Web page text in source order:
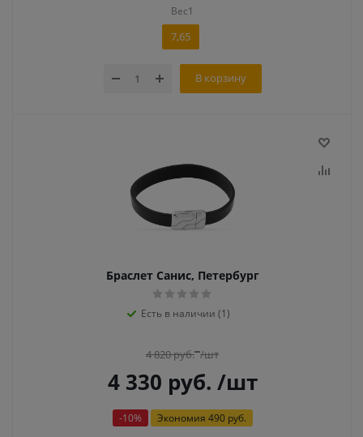
Вес1
7,65
В корзину
Браслет Санис, Петербург
Есть в наличии (1)
4 820руб. /шт
4 330 руб. /шт
-10% Экономия 490 руб.